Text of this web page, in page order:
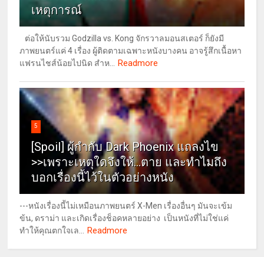
เหตุการณ์
ต่อให้นับรวม Godzilla vs. Kong จักรวาลมอนสเตอร์ ก็ยังมี
ภาพยนตร์แค่ 4 เรื่อง ผู้ติดตามเฉพาะหนังบางคน อาจรู้สึกเนื้อหา
แฟรนไชส์น้อยไปนิด สำห...
Readmore
5
[Spoil] ผู้กำกับ Dark Phoenix แถลงไข
>>เพราะเหตุใดจึงให้...ตาย และทำไมถึง
บอกเรื่องนี้ไว้ในตัวอย่างหนัง
---หนังเรื่องนี้ไม่เหมือนภาพยนตร์ X-Men เรื่องอื่นๆ มันจะเข้ม
ข้น, ดราม่า และเกิดเรื่องช็อคหลายอย่าง เป็นหนังที่ไม่ใช่แค่
ทำให้คุณตกใจเล...
Readmore